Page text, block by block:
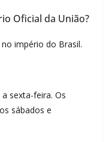
Oficial da União?
império do Brasil.
sexta-feira. Os
sábados e